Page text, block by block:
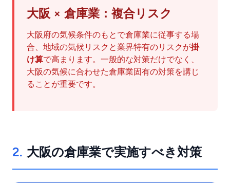
大阪 × 倉庫業：複合リスク
大阪府の気候条件のもとで倉庫業に従事する場
合、地域の気候リスクと業界特有のリスクが掛
け算で高まります。一般的な対策だけでなく、
大阪の気候に合わせた倉庫業固有の対策を講じ
ることが重要です。
2. 大阪の倉庫業で実施すべき対策